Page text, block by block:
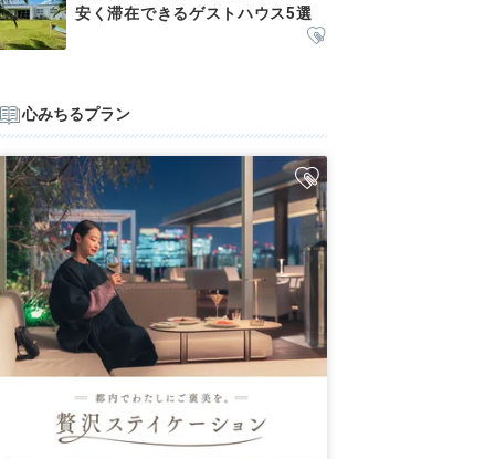
安く滞在できるゲストハウス5選
心みちるプラン